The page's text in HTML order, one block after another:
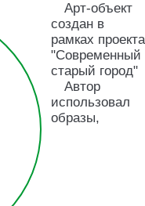
Арт-объект
создан в
рамках проекта
"Современный
старый город"
Автор
использовал
образы,